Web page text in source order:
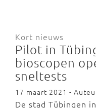
Kort nieuws
Pilot in
bioscopen
sneltests
17 maart 2021 -
De stad Tübingen